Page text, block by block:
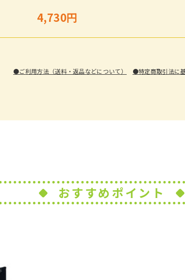
4,730円
●ご利用方法（送料・返品などについて） ●特定商取引法に
おすすめポイント